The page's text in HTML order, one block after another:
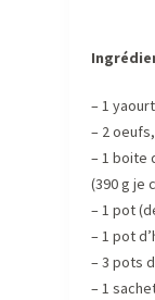
– 1
– 2 oeufs,
– 1 boite
(390 g je
– 1 pot
– 1 pot
– 3 pots
– 1